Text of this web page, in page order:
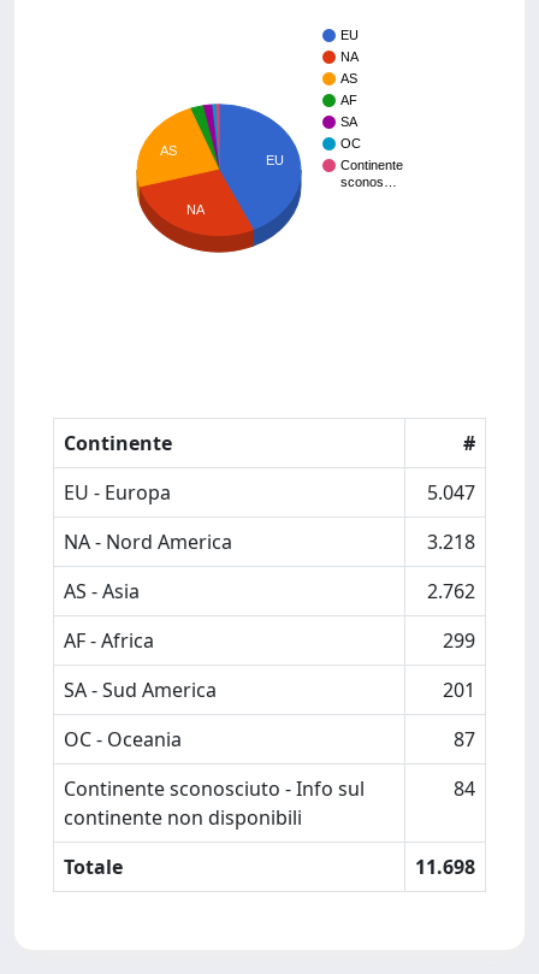
EU
NA
AS
AF
SA
OC
Continente
sconos…
EU
AS
NA
Continente
#
EU - Europa
5.047
NA - Nord America
3.218
AS - Asia
2.762
AF - Africa
299
SA - Sud America
201
OC - Oceania
87
Continente sconosciuto - Info sul
continente non disponibili
84
Totale 11.698